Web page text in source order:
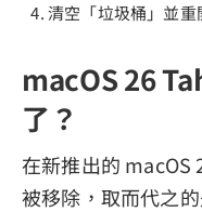
清空「垃圾桶」並重
macOS 26
了？
在新推出的 macOS
被移除，取而代之